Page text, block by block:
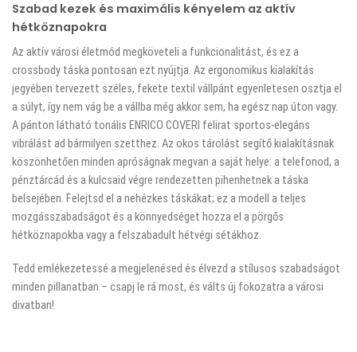
Szabad kezek és maximális kényelem az aktív
hétköznapokra
Az aktív városi életmód megköveteli a funkcionalitást, és ez a
crossbody táska pontosan ezt nyújtja. Az ergonomikus kialakítás
jegyében tervezett széles, fekete textil vállpánt egyenletesen osztja el
a súlyt, így nem vág be a vállba még akkor sem, ha egész nap úton vagy.
A pánton látható tonális ENRICO COVERI felirat sportos-elegáns
vibrálást ad bármilyen szetthez. Az okos tárolást segítő kialakításnak
köszönhetően minden apróságnak megvan a saját helye: a telefonod, a
pénztárcád és a kulcsaid végre rendezetten pihenhetnek a táska
belsejében. Felejtsd el a nehézkes táskákat; ez a modell a teljes
mozgásszabadságot és a könnyedséget hozza el a pörgős
hétköznapokba vagy a felszabadult hétvégi sétákhoz.
Tedd emlékezetessé a megjelenésed és élvezd a stílusos szabadságot
minden pillanatban – csapj le rá most, és válts új fokozatra a városi
divatban!